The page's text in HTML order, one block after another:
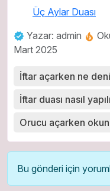
Üç Aylar Duası
Yazar: admin
Mart 2025
İftar açarken ne
İftar duası nasıl
Orucu açarken
Bu gönderi için